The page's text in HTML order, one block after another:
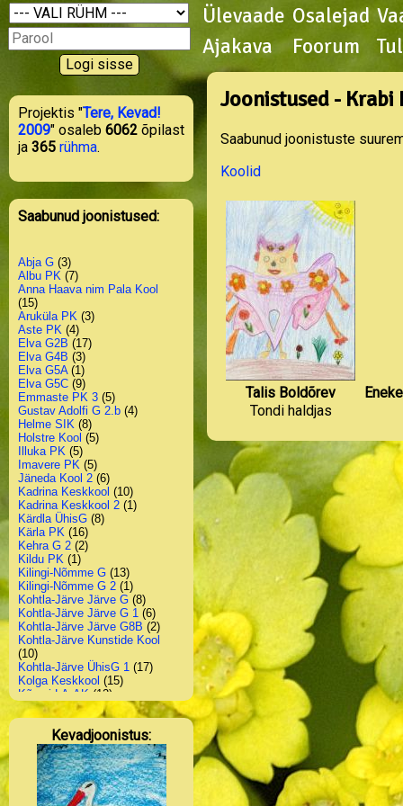
Projektis "Tere, Kevad!
2009" osaleb 6062 õpilast
ja 365 rühma.
Saabunud joonistused:
Abja G (3)
Albu PK (7)
Anna Haava nim Pala Kool
(15)
Aruküla PK (3)
Aste PK (4)
Elva G2B (17)
Elva G4B (3)
Elva G5A(1)
Elva G5C (9)
Emmaste PK 3 (5)
Gustav Adolfi G 2.b (4)
Helme SIK (8)
Holstre Kool (5)
Illuka PK (5)
Imavere PK (5)
Jäneda Kool 2 (6)
Kadrina Keskkool (10)
Kadrina Keskkool 2 (1)
Kärdla ÜhisG (8)
Kärla PK (16)
Kehra G 2 (2)
Kildu PK (1)
Kilingi-Nõmme G (13)
Kilingi-Nõmme G 2 (1)
Kohtla-Järve Järve G (8)
Kohtla-Järve Järve G 1 (6)
Kohtla-Järve Järve G8B (2)
Kohtla-Järve Kunstide Kool
(10)
Kohtla-Järve ÜhisG 1 (17)
Kolga Keskkool (15)
Kõmsi LA-AK (12)
Konguta Kool
(14)
Konguta Kool-LA(5)
Koonga PK(4)
Kõpu PK(7)
Kose G(2)
Krabi PK(9)
Krabi PK 4(5)
Krabi PK 5(3)
Kevadjoonistus:
Ülevaade Osalejad
Ajakava
Foorum
Joonistused - Krabi
Saabunud joonistuste
Koolid
Talis Boldõrev
Tondi haldjas